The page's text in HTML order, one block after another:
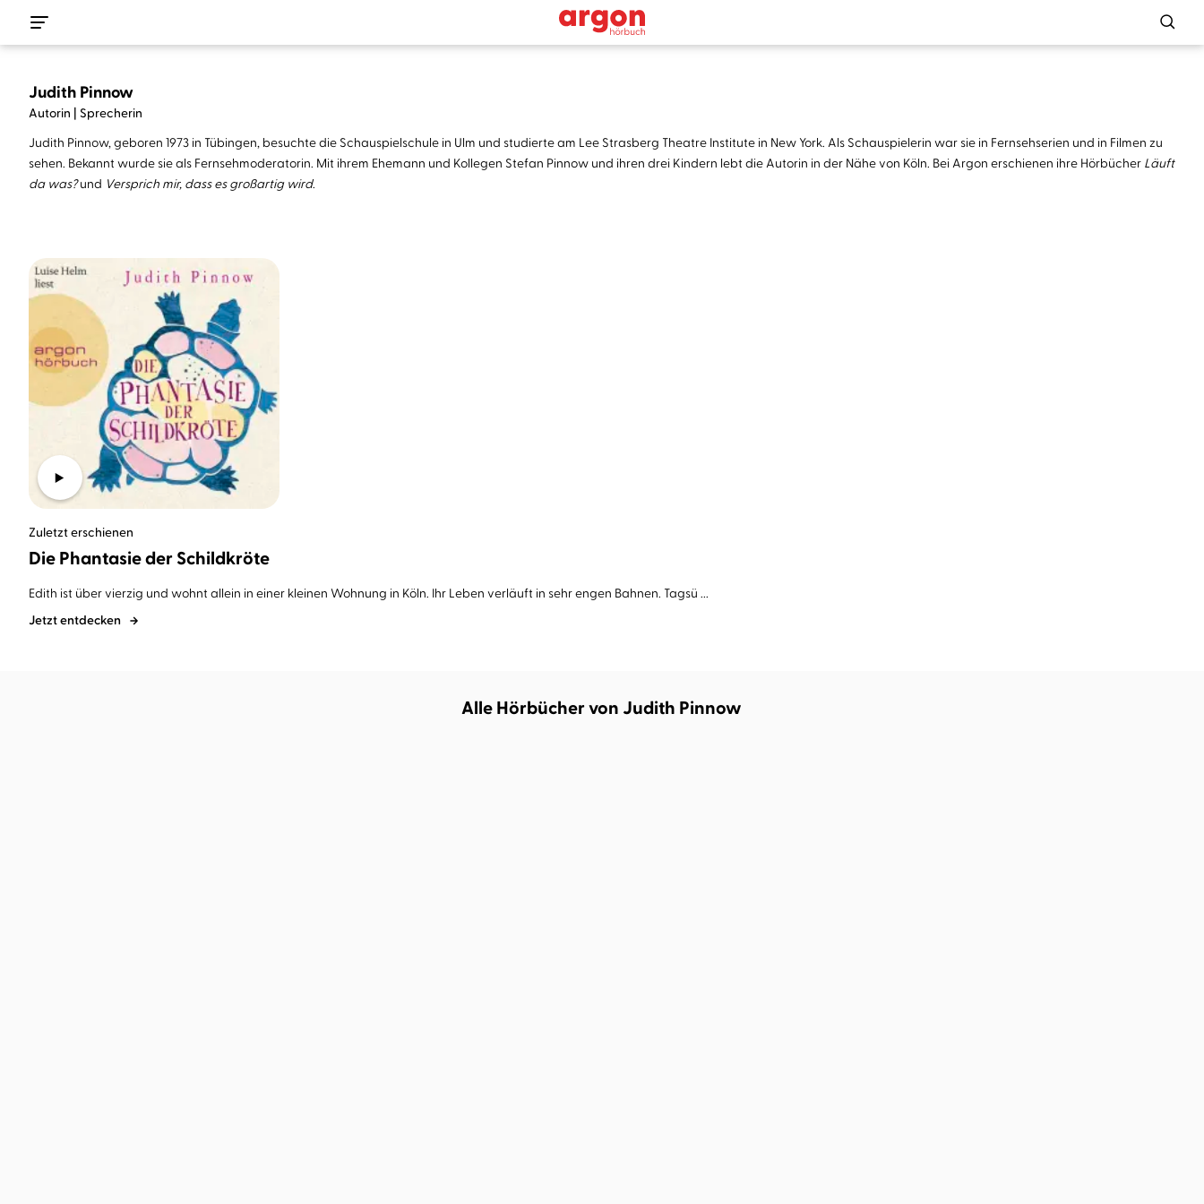
Judith Pinnow
Autorin | Sprecherin
Judith Pinnow, geboren 1973 in Tübingen, besuchte die Schauspielschule in Ulm und studierte am Lee Strasberg Theatre Institute in New York. Als Schauspielerin war sie in Fernsehserien und in Filmen zu
sehen. Bekannt wurde sie als Fernsehmoderatorin. Mit ihrem Ehemann und Kollegen Stefan Pinnow und ihren drei Kindern lebt die Autorin in der Nähe von Köln. Bei Argon erschienen ihre Hörbücher Läuft
da was?und Versprich mir, dass es großartig wird.
Zuletzt erschienen
Die Phantasie der Schildkröte
Edith ist über vierzig und wohnt allein in einer kleinen Wohnung in Köln. Ihr Leben verläuft in sehr engen Bahnen. Tagsü ...
Jetzt entdecken
Alle Hörbücher von Judith Pinnow